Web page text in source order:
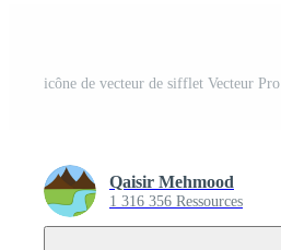
icône de vecteur de sifflet Vecteur
Qaisir Mehmood
1 316 356 Ressources